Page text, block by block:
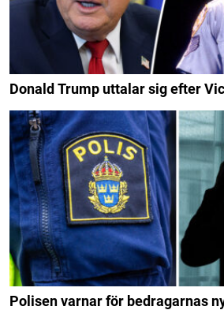
Donald Trump uttalar sig efter
Polisen varnar för bedragarnas